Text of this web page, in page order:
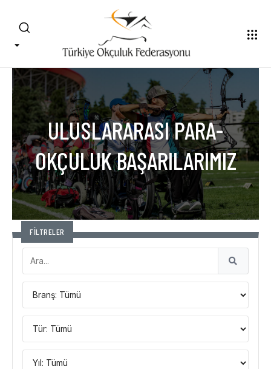
ULUSLARARASI PARA-
OKÇULUK BAŞARILARIMIZ